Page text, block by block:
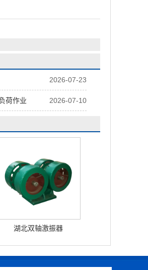
2026-07-23
2026-07-10
荷作业
湖北双轴激振器